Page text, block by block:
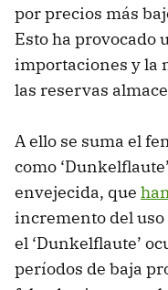
por precios más
Esto ha provocado
importaciones y la
las reservas
A ello se suma el
como
envejecida, que
incremento del uso
el ‘Dunkelflaute’
períodos de baja